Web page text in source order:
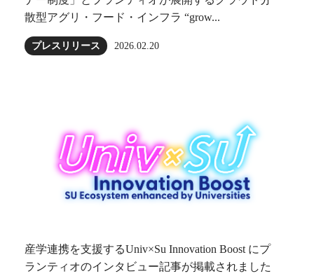
散型アグリ・フード・インフラ “grow...
プレスリリース 2026.02.20
産学連携を支援するUniv×Su Innovation Boost にプ
ランティオのインタビュー記事が掲載されました